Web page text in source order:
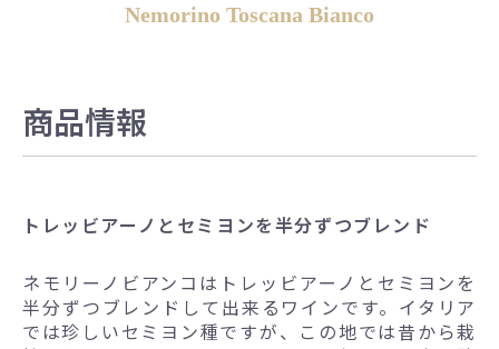
Nemorino Toscana Bianco
商品情報
トレッビアーノとセミヨンを半分ずつブレンド
ネモリーノビアンコはトレッビアーノとセミヨンを
半分ずつブレンドして出来るワインです。イタリア
では珍しいセミヨン種ですが、この地では昔から栽